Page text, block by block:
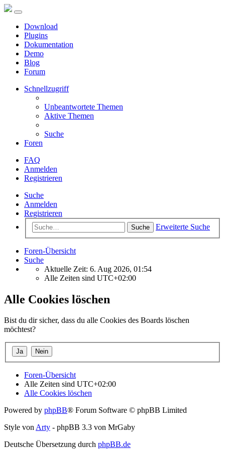
Download
Plugins
Dokumentation
Demo
Blog
Forum
Schnellzugriff
Unbeantwortete Themen
Aktive Themen
Suche
Foren
FAQ
Anmelden
Registrieren
Suche
Anmelden
Registrieren
Suche Erweiterte Suche
Foren-Übersicht
Suche
Aktuelle Zeit: 6. Aug 2026, 01:54
Alle Zeiten sind UTC+02:00
Alle Cookies löschen
Bist du dir sicher, dass du alle Cookies des Boards löschen
möchtest?
Foren-Übersicht
Alle Zeiten sind UTC+02:00
Alle Cookies löschen
Powered by phpBB® Forum Software © phpBB Limited
Style von Arty - phpBB 3.3 von MrGaby
Deutsche Übersetzung durch phpBB.de